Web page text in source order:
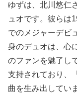
ゆずは、北川悠仁
ュオです。彼らは
でのメジャーデビ
身のデュオは、心
のファンを魅了し
支持されており、
曲を生み出してい